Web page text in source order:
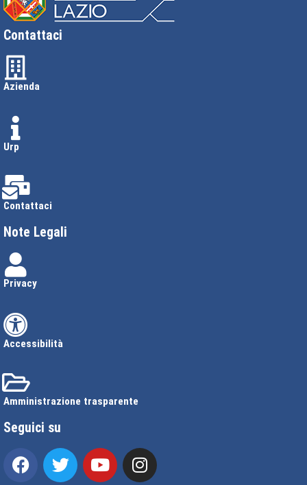
Contattaci
Azienda
Urp
Contattaci
Note Legali
Privacy
Accessibilità
Amministrazione trasparente
Seguici su